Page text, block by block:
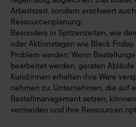
Arbeitszeit, sondern erschwert
Ressourcenplanung.
Besonders in Spitzenzeiten, wie
oder Aktionstagen wie Black
Problem werden: Wenn
bearbeitet werden, geraten
Kund:innen erhalten ihre Ware
nehmen zu. Unternehmen, die auf
Bestellmanagement setzen,
vermeiden und ihre Ressourcen